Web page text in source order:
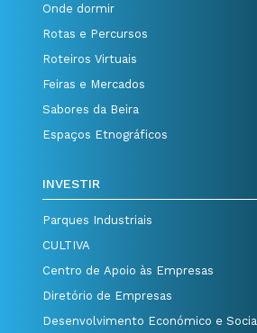
Onde dormir
Rotas e Percursos
Roteiros Virtuais
Feiras e Mercados
Sabores da Beira
Espaços Etnográficos
INVESTIR
Parques Industriais
CULTIVA
Centro de Apoio às Empresas
Diretório de Empresas
Desenvolvimento Económico e Social